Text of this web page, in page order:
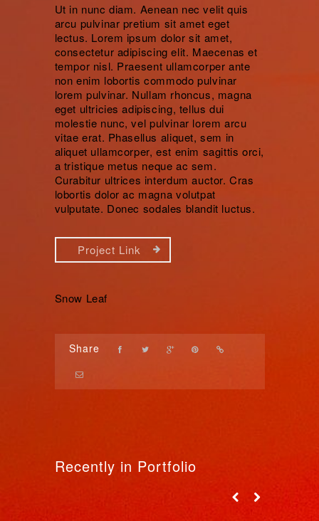
Ut in nunc diam. Aenean nec velit quis
arcu pulvinar pretium sit amet eget
lectus. Lorem ipsum dolor sit amet,
consectetur adipiscing elit. Maecenas et
tempor nisl. Praesent ullamcorper ante
non enim lobortis commodo pulvinar
lorem pulvinar. Nullam rhoncus, magna
eget ultricies adipiscing, tellus dui
molestie nunc, vel pulvinar lorem arcu
vitae erat. Phasellus aliquet, sem in
aliquet ullamcorper, est enim sagittis orci,
a tristique metus neque ac sem.
Curabitur ultrices interdum auctor. Cras
lobortis dolor ac magna volutpat
vulputate. Donec sodales blandit luctus.
Project Link
Snow Leaf
Share
Recently in Portfolio